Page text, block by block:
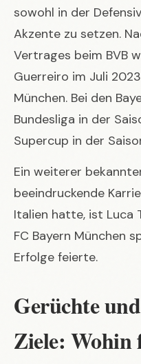
sowohl in der
Akzente zu setzen.
Vertrages beim BVB
Guerreiro im Juli
München. Bei den
Bundesliga in der
Supercup in der
Ein weiterer
beeindruckende
Italien hatte, ist Luca
FC Bayern München
Erfolge feierte.
Gerüchte
Ziele: Wohin